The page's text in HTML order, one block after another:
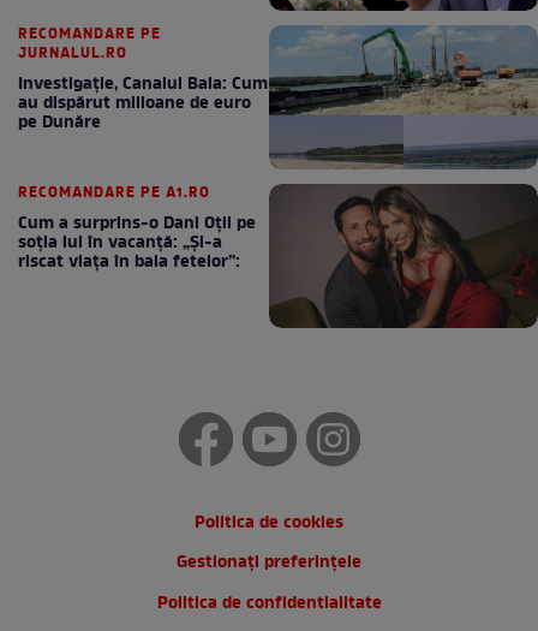
RECOMANDARE PE
JURNALUL.RO
Investigație, Canalul Bala: Cum
au dispărut milioane de euro
pe Dunăre
RECOMANDARE PE A1.RO
Cum a surprins-o Dani Oțil pe
soția lui în vacanță: „Și-a
riscat viața în baia fetelor”:
Politica de cookies
Gestionați preferințele
Politica de confidentialitate